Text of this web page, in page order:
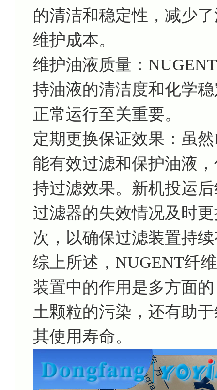
的清洁和稳定性，减少
维护成本。
维护油液质量：
持油液的清洁度和化学
正常运行至关重要。
定期更换保证效果：虽
能有效过滤和保护油液
持过滤效果。新机投运
过滤器的失效情况及时
次，以确保过滤装置持
综上所述，NUGENT纤
装置中的作用是多方面
土颗粒的污染，还有助
其使用寿命。